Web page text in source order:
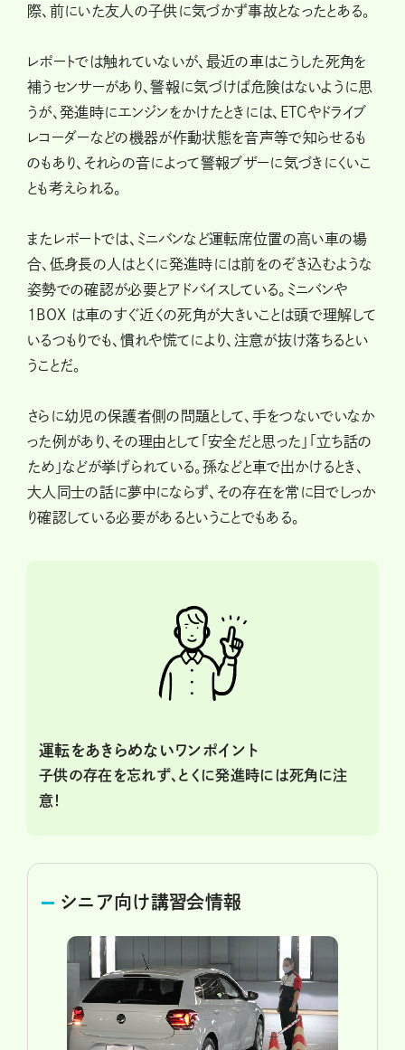
際、前にいた友人の子供に気づかず事故となったとある。
レポートでは触れていないが、最近の車はこうした死角を
補うセンサーがあり、警報に気づけば危険はないように思
うが、発進時にエンジンをかけたときには、ETCやドライブ
レコーダーなどの機器が作動状態を音声等で知らせるも
のもあり、それらの音によって警報ブザーに気づきにくいこ
とも考えられる。
またレポートでは、ミニバンなど運転席位置の高い車の場
合、低身長の人はとくに発進時には前をのぞき込むような
姿勢での確認が必要とアドバイスしている。ミニバンや
1BOX は車のすぐ近くの死角が大きいことは頭で理解して
いるつもりでも、慣れや慌てにより、注意が抜け落ちるとい
うことだ。
さらに幼児の保護者側の問題として、手をつないでいなか
った例があり、その理由として「安全だと思った」「立ち話の
ため」などが挙げられている。孫などと車で出かけるとき、
大人同士の話に夢中にならず、その存在を常に目でしっか
り確認している必要があるということでもある。
運転をあきらめないワンポイント
子供の存在を忘れず、とくに発進時には死角に注
意！
シニア向け講習会情報